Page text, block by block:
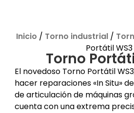
Inicio / Torno industrial /
Portátil WS3
Torno
El novedoso Torno Portátil
hacer reparaciones «In Situ»
de articulación de máquinas
cuenta con una extrema